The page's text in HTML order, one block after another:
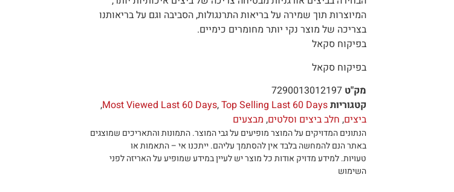
המיוצרות תוך שמירה על בריאות התרנגולות, הסביבה וגם על בריאותנו
בצריכה של מוצר נקי יותר מחומרים כימיים.
בפיקוח סקאל
בפיקוח סקאל
מק"ט7290013012197
קטגוריות
Most Viewed Last 60 Days,Top Selling Last 60 Days
,
ביצים, חלב ביצים וסלטים, מבצעים
הנתונים המדויקים על המוצר מופיעים על גבי המוצר.התמונות והתאריכים שמוצגים
באתר הנם להמחשה בלבד אין להסתמך עליהם.ייתכנו אי – התאמות או
טעויות.למידע מדויק אודות כל מוצר יש לעיין במידע שמופיע על האריזה לפני
השימוש